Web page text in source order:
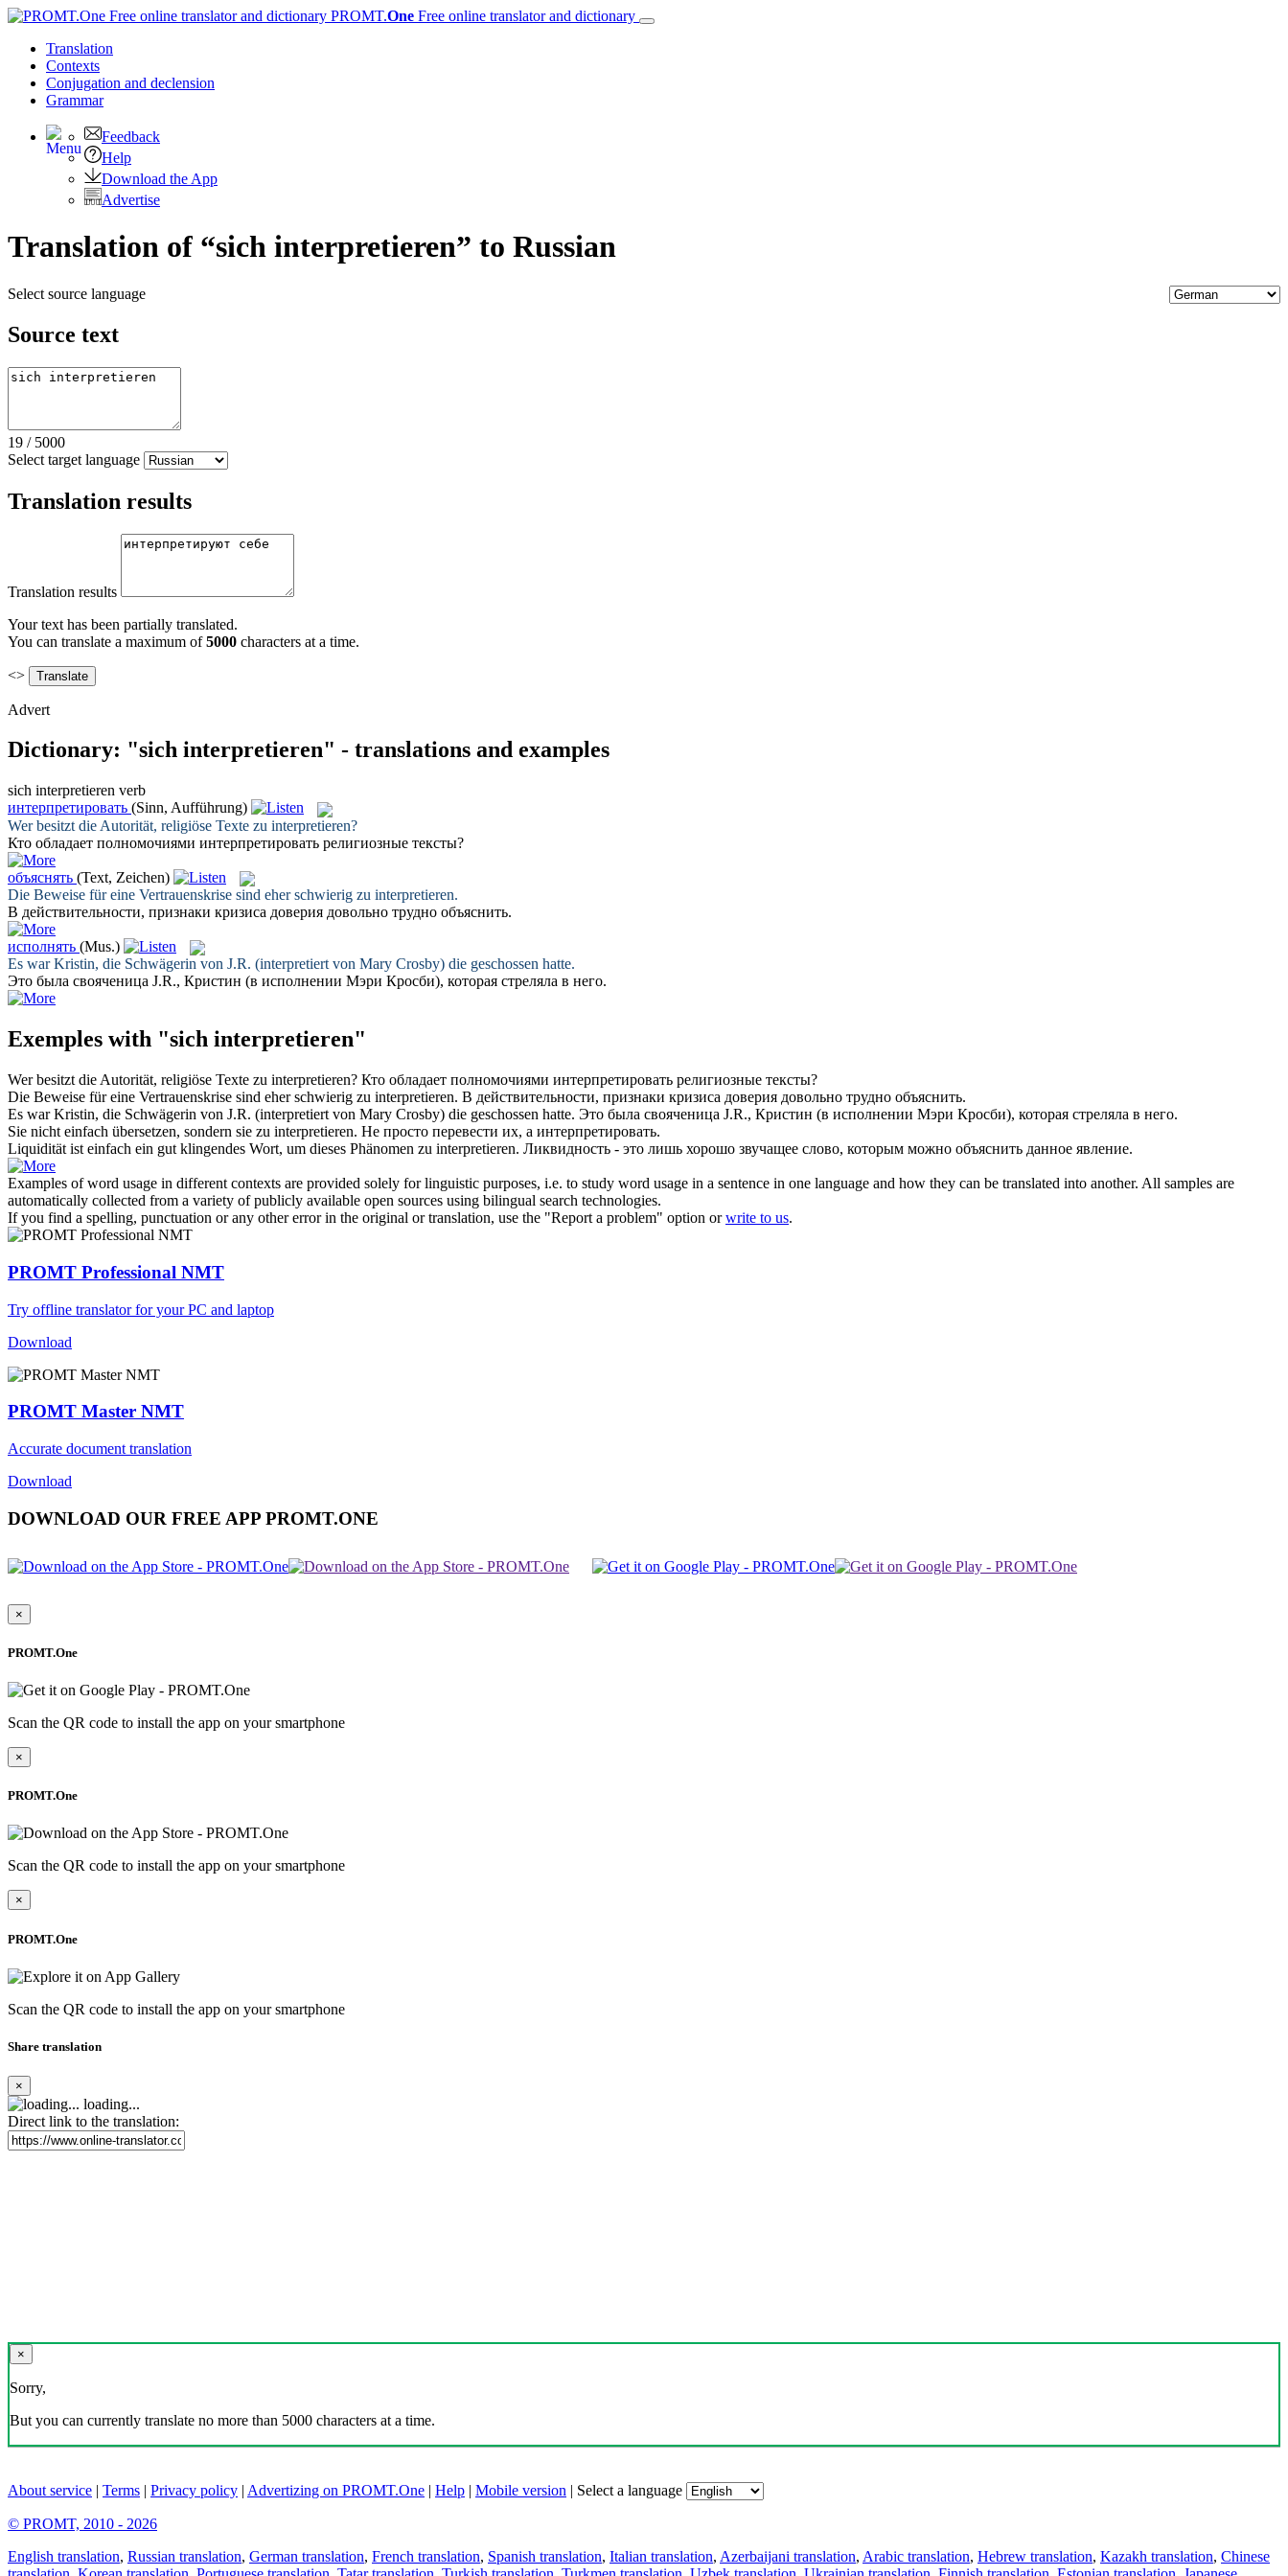
PROMT.One Free online translator and dictionary
Translation
Contexts
Conjugation and declension
Grammar
Feedback
Help
Download the App
Advertise
Translation of “sich interpretieren” to Russian
Select source language
Source text
19 / 5000
Select target language
Translation results
Translation results
Your text has been partially translated.
You can translate a maximum of5000 characters at a time.
<>
Advert
Dictionary: "sich interpretieren" - translations and examples
sich interpretieren verb
интерпретировать (Sinn, Aufführung)
Wer besitzt die Autorität, religiöse Texte zu interpretieren?
Кто обладает полномочиями интерпретировать религиозные тексты?
объяснять (Text, Zeichen)
Die Beweise für eine Vertrauenskrise sind eher schwierig zu interpretieren.
В действительности, признаки кризиса доверия довольно трудно объяснить.
исполнять (Mus.)
Es war Kristin, die Schwägerin von J.R. (interpretiert von Mary Crosby) die geschossen hatte.
Это была свояченица J.R., Кристин (в исполнении Мэри Кросби), которая стреляла в него.
Exemples with "sich interpretieren"
Wer besitzt die Autorität, religiöse Texte zu interpretieren? Кто обладает полномочиями интерпретировать религиозные тексты?
Die Beweise für eine Vertrauenskrise sind eher schwierig zu interpretieren. В действительности, признаки кризиса доверия довольно трудно объяснить.
Es war Kristin, die Schwägerin von J.R. (interpretiert von Mary Crosby) die geschossen hatte. Это была свояченица J.R., Кристин (в исполнении Мэри Кросби), которая стреляла в него.
Sie nicht einfach übersetzen, sondern sie zu interpretieren. Не просто перевести их, а интерпретировать.
Liquidität ist einfach ein gut klingendes Wort, um dieses Phänomen zu interpretieren. Ликвидность - это лишь хорошо звучащее слово, которым можно объяснить данное явление.
Examples of word usage in different contexts are provided solely for linguistic purposes, i.e. to study word usage in a sentence in one language and how they can be translated into another. All samples are
automatically collected from a variety of publicly available open sources using bilingual search technologies.
If you find a spelling, punctuation or any other error in the original or translation, use the "Report a problem" option orwrite to us.
PROMT Professional NMT
Try offline translator for your PC and laptop
Download
PROMT Master NMT
Accurate document translation
Download
DOWNLOAD OUR FREE APP PROMT.ONE
×
PROMT.One
Scan the QR code to install the app on your smartphone
×
PROMT.One
Scan the QR code to install the app on your smartphone
×
PROMT.One
Scan the QR code to install the app on your smartphone
Share translation
×
loading...
Direct link to the translation:
×
Sorry,
But you can currently translate no more than 5000 characters at a time.
About service | Terms | Privacy policy | Advertizing on PROMT.One | Help | Mobile version | Select a language
© PROMT, 2010 - 2026
English translation, Russian translation, German translation, French translation, Spanish translation, Italian translation, Azerbaijani translation, Arabic translation, Hebrew translation, Kazakh translation, Chinese